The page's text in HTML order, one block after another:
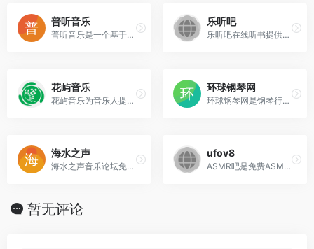
普听音乐
普听音乐是一个基于阿里云盘的在线音乐播放器服务，允许用户通过Web浏览器直接访问和管理音乐内容，可以创建和管理自定义歌单，并利用阿里云盘的存储能力将歌单数据进行备份，从而实现音乐文件的集中化组织与持久化保存。‌
乐听吧
乐听吧在线听书提供最新最全热门有声小说，相声小品，戏曲，儿童，鬼故事等有声小说在线收听，每日更新，无弹窗，支持电脑和智能手机自动连播在线收听，国内最具影响力的有声小说网。
‌花屿音乐‌
花屿音乐为音乐人提供作品全球发行、宣传推广、数据管理、演出支持、作品收益、版权管理与权利保护以及翻唱发行七重服务，让每一种声音都是值得。
环球钢琴网
环球钢琴网是钢琴行业集团化运作的门户网站，提供海量免费钢琴资源，并且每天以100+的数量持续更新，覆盖了钢琴音乐爱好者、钢琴学生、琴童家长、钢琴老师、培训中心、琴行、钢琴厂家等行业主体用户，能够做到有曲可听、有谱可查，成为全网值得信赖的钢琴学习者的平台化、工具化网站。
海水之声
海水之声音乐论坛免费提供高品质精品无损音乐，FLAC、APE、WAV、DSD、DTS、MP3、SACD、MP4、车载、发烧、古典、DJ舞曲、民歌民乐等流行音乐，高清视频下载，MP4车载高清MV综合资源下载网站。
ufov8
ASMR吧是免费ASMR视频网站，国内外的asmr视频在线观看，自2018年起坚持免费为广大用户提供服务,让更多失眠用户享受优质的助眠视频。
暂无评论